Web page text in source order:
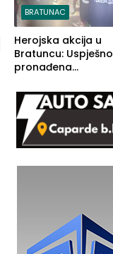
BRATUNAC
Herojska akcija u
Bratuncu: Uspješno
pronađena
a Ivanka Lazić,
rodom iz Kravice.